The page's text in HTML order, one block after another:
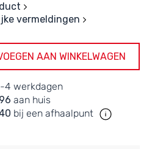
vermeldingen
AAN WINKELWAGEN
4 werkdagen
aan huis
bij een afhaalpunt